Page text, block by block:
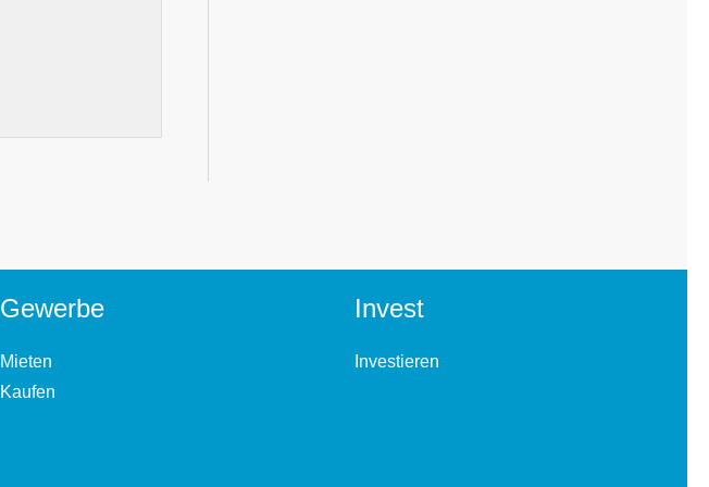
Gewerbe
Mieten
Kaufen
Invest
Investieren